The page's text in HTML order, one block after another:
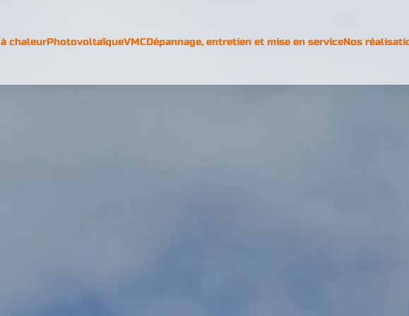
chaleurPhotovoltaïqueVMCDépannage, entretien et mise en serviceNos